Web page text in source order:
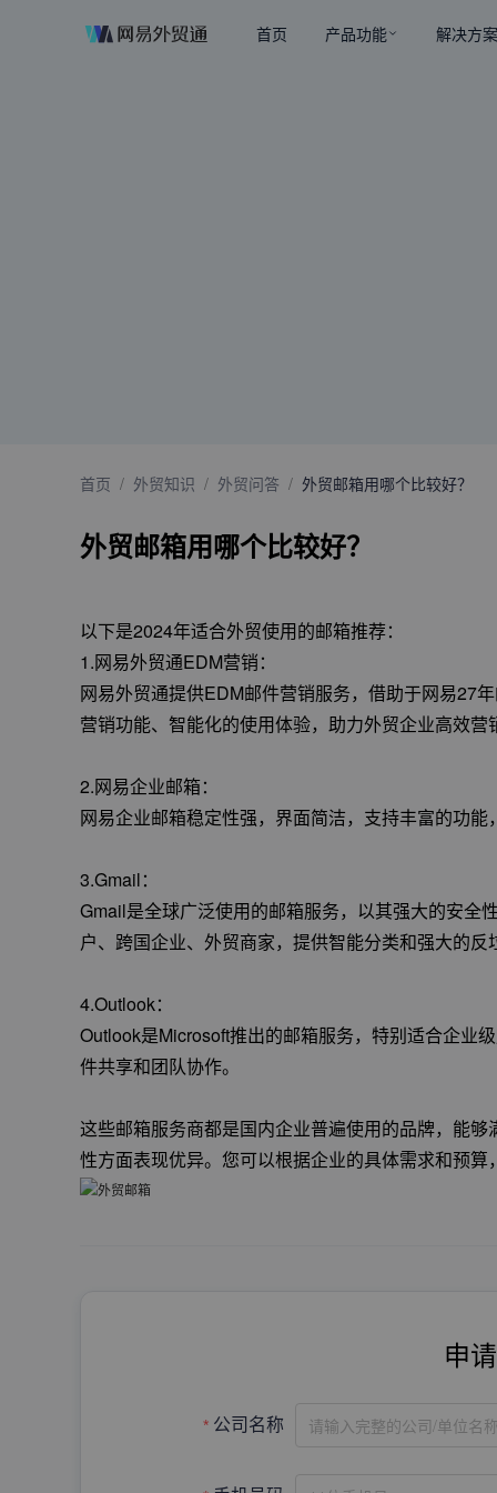
首页 产品功能 解决方案
首页 / 外贸知识 / 外贸问答 / 外贸邮箱用哪个比较好？
外贸邮箱用哪个比较好？
以下是2024年适合外贸使用的邮箱推荐：
1.网易外贸通EDM营销：
网易外贸通提供EDM邮件营销服务，借助于网易27
营销功能、智能化的使用体验，助力外贸企业高效营
2.网易企业邮箱：
网易企业邮箱稳定性强，界面简洁，支持丰富的功
3.Gmail：
Gmail是全球广泛使用的邮箱服务，以其强大的安全
户、跨国企业、外贸商家，提供智能分类和强大的
4.Outlook：
Outlook是Microsoft推出的邮箱服务，特别适合企业
件共享和团队协作。
这些邮箱服务商都是国内企业普遍使用的品牌，能
性方面表现优异。您可以根据企业的具体需求和预
申
公司名称 请输入完整的公司/单位名